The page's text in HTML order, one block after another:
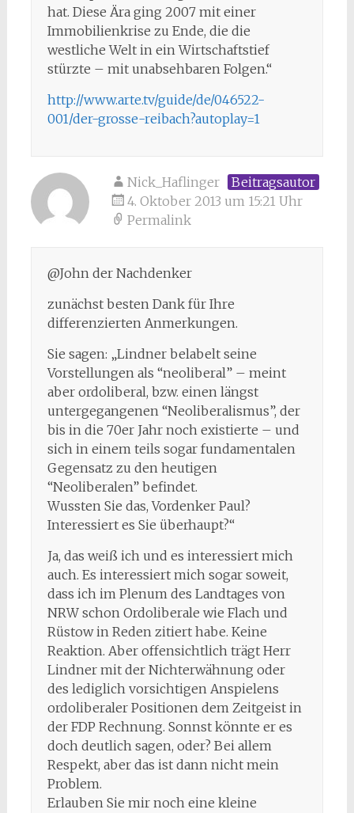
hat. Diese Ära ging 2007 mit einer
Immobilienkrise zu Ende, die die
westliche Welt in ein Wirtschaftstief
stürzte – mit unabsehbaren Folgen.“
http://www.arte.tv/guide/de/046522-
001/der-grosse-reibach?autoplay=1
Nick_Haflinger
Beitragsautor
4. Oktober 2013 um 15:21 Uhr
Permalink
@John der Nachdenker
zunächst besten Dank für Ihre
differenzierten Anmerkungen.
Sie sagen: „Lindner belabelt seine
Vorstellungen als “neoliberal” – meint
aber ordoliberal, bzw. einen längst
untergegangenen “Neoliberalismus”, der
bis in die 70er Jahr noch existierte – und
sich in einem teils sogar fundamentalen
Gegensatz zu den heutigen
“Neoliberalen” befindet.
Wussten Sie das, Vordenker Paul?
Interessiert es Sie überhaupt?“
Ja, das weiß ich und es interessiert mich
auch. Es interessiert mich sogar soweit,
dass ich im Plenum des Landtages von
NRW schon Ordoliberale wie Flach und
Rüstow in Reden zitiert habe. Keine
Reaktion. Aber offensichtlich trägt Herr
Lindner mit der Nichterwähnung oder
des lediglich vorsichtigen Anspielens
ordoliberaler Positionen dem Zeitgeist in
der FDP Rechnung. Sonnst könnte er es
doch deutlich sagen, oder? Bei allem
Respekt, aber das ist dann nicht mein
Problem.
Erlauben Sie mir noch eine kleine